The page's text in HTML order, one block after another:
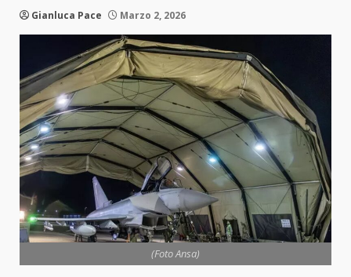
Gianluca Pace Marzo 2, 2026
(Foto Ansa)